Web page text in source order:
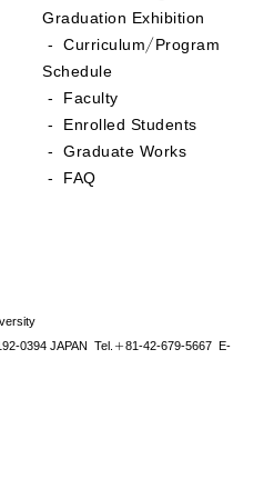
Graduation Exhibition
- Curriculum/Program
Schedule
- Faculty
- Enrolled Students
- Graduate Works
- FAQ
0394 JAPAN Tel.+81-42-679-5667 E-